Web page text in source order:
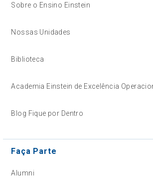
Sobre o Ensino Einstein
Nossas Unidades
Biblioteca
Academia Einstein de Excelência
Blog Fique por Dentro
Faça Parte
Alumni